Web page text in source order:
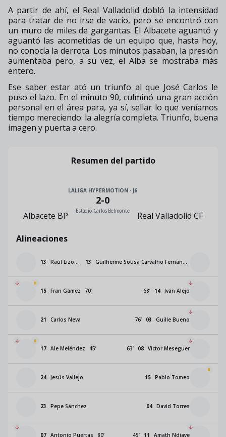
A partir de ahí, el Real Valladolid dobló la intensidad
para tratar de no irse de vacío, pero se encontró con
un muro de miles de gargantas. El Albacete aguantó y
aguantó las acometidas de un equipo que, hasta hoy,
no conocía la derrota. Los minutos pasaban, la presión
aumentaba pero, a su vez, el Alba se mostraba más
entero.
Ese saber estar ató un triunfo al que José Carlos le
puso el lazo. En el minuto 90, culminó una gran acción
personal en el área para, ya sí, sellar lo que veníamos
tiempo mereciendo: la alegría completa. Triunfo, buena
imagen y puerta a cero.
Resumen del partido
Albacete BP
LALIGA HYPERMOTION · J6
2-0
Estadio Carlos Belmonte Real Valladolid CF
Alineaciones
13 Raúl Lizoain 13 Guilherme Sousa Carvalho Fernandes
15 Fran Gámez 70’ 14 Iván Alejo
68’
21 Carlos Neva 03 Guille Bueno
76’
17 Ale Meléndez 45’ 08 Víctor Meseguer
63’
24 Jesús Vallejo 15 Pablo Tomeo
23 Pepe Sánchez 04 David Torres
07 Antonio Puertas 80’ 11 Amath Ndiaye
45’